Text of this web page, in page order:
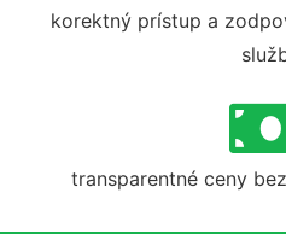
korektný prístup a
transparentné ceny